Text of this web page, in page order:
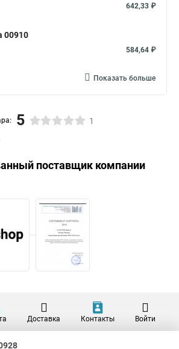
642,33 ₽
00910
584,64 ₽
Показать больше
5 1
поставщик компании
Доставка Контакты Войти